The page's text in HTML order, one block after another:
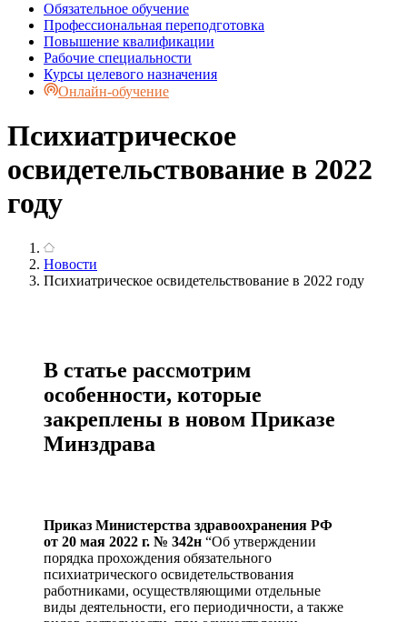
Обязательное обучение
Профессиональная переподготовка
Повышение квалификации
Рабочие специальности
Курсы целевого назначения
Онлайн-обучение
Психиатрическое
освидетельствование в 2022
году
Новости
Психиатрическое освидетельствование в 2022 году
В статье рассмотрим
особенности, которые
закреплены в новом Приказе
Минздрава
Приказ Министерства здравоохранения РФ
от 20 мая 2022 г. № 342н “Об утверждении
порядка прохождения обязательного
психиатрического освидетельствования
работниками, осуществляющими отдельные
виды деятельности, его периодичности, а также